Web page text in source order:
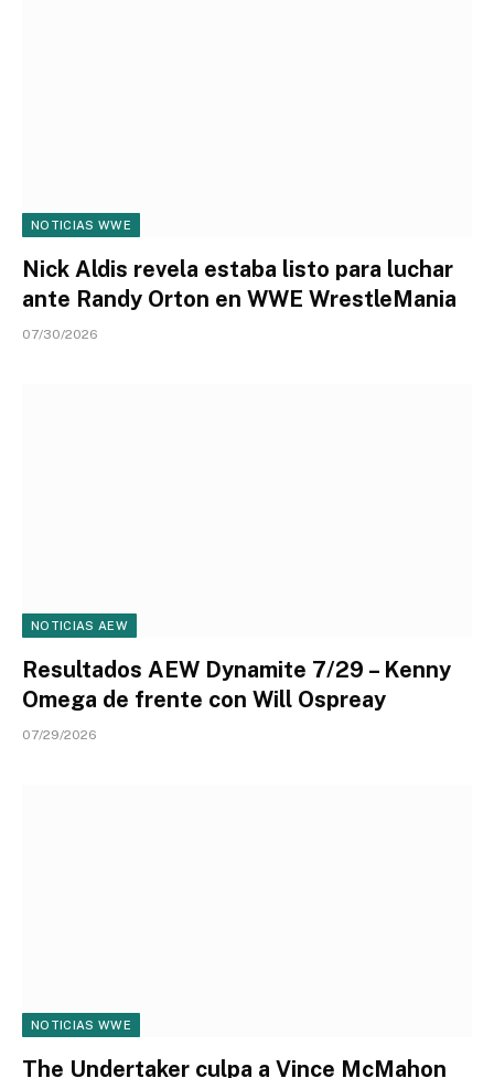
NOTICIAS WWE
Nick Aldis revela estaba listo para luchar
ante Randy Orton en WWE WrestleMania
07/30/2026
NOTICIAS AEW
Resultados AEW Dynamite 7/29 – Kenny
Omega de frente con Will Ospreay
07/29/2026
NOTICIAS WWE
The Undertaker culpa a Vince McMahon